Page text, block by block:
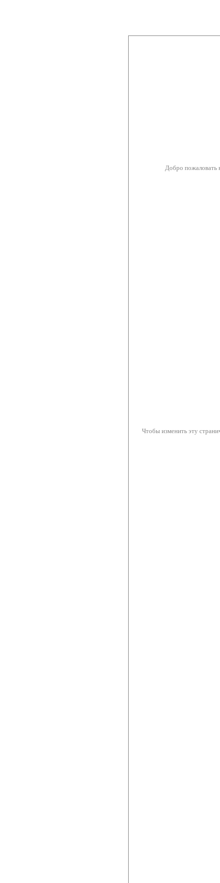
Добро пожаловать
Чтобы изменить эту